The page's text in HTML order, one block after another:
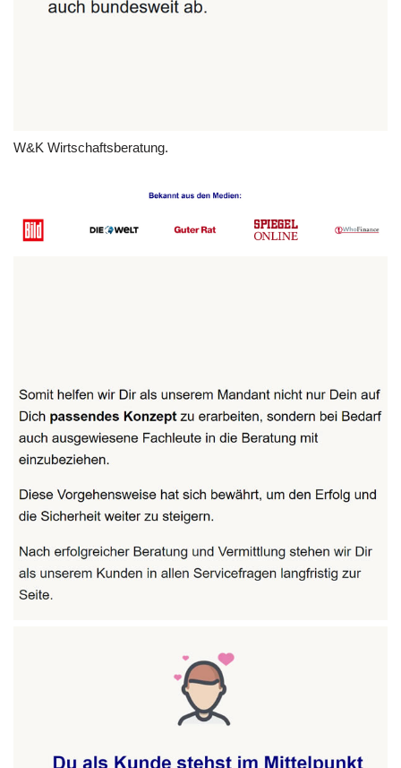
W&K Wirtschaftsberatung.